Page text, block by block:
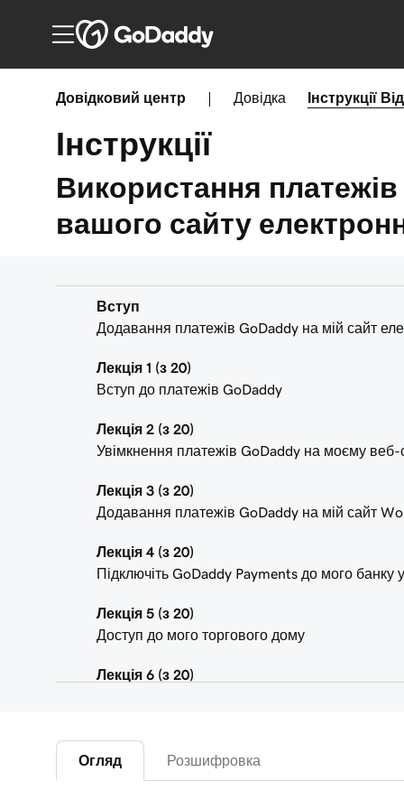
Довідковий центр Довідка Інструкції
Інструкції
Використання
вашого сайту
Вступ
Додавання платежів GoDaddy на мій сайт
Лекція 1 (з 20)
Вступ до платежів GoDaddy
Лекція 2 (з 20)
Увімкнення платежів GoDaddy на моєму веб-
Лекція 3 (з 20)
Додавання платежів GoDaddy на мій сайт
Лекція 4 (з 20)
Підключіть GoDaddy Payments до мого банку
Лекція 5 (з 20)
Доступ до мого торгового дому
Лекція 6 (з 20)
Дослідіть платіжний центр GoDaddy
Огляд Розшифровка